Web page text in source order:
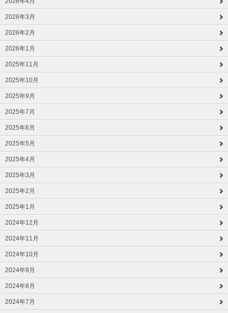
2026年3月
2026年2月
2026年1月
2025年11月
2025年10月
2025年9月
2025年7月
2025年6月
2025年5月
2025年4月
2025年3月
2025年2月
2025年1月
2024年12月
2024年11月
2024年10月
2024年9月
2024年8月
2024年7月